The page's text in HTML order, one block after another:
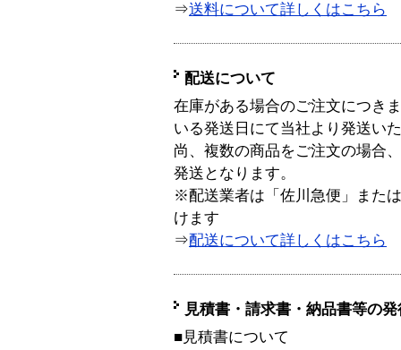
⇒送料について詳しくはこちら
配送について
在庫がある場合のご注文につき
いる発送日にて当社より発送い
尚、複数の商品をご注文の場合
発送となります。
※配送業者は「佐川急便」また
けます
⇒配送について詳しくはこちら
見積書・請求書・納品書等の
■見積書について